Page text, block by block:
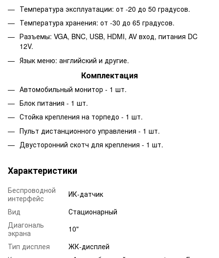
Температура эксплуатации: от -20 до 50 градусов.
Температура хранения: от -30 до 65 градусов.
Разъемы: VGA, BNC, USB, HDMI, AV вход, питания DC
12V.
Язык меню: английский и другие.
Комплектация
Автомобильный монитор - 1 шт.
Блок питания - 1 шт.
Стойка крепления на торпедо - 1 шт.
Пульт дистанционного управления - 1 шт.
Двусторонний скотч для крепления - 1 шт.
Характеристики
Беспроводной
интерфейс
ИК-датчик
Вид
Стационарный
Диагональ
экрана
10"
Тип дисплея
ЖК-дисплей